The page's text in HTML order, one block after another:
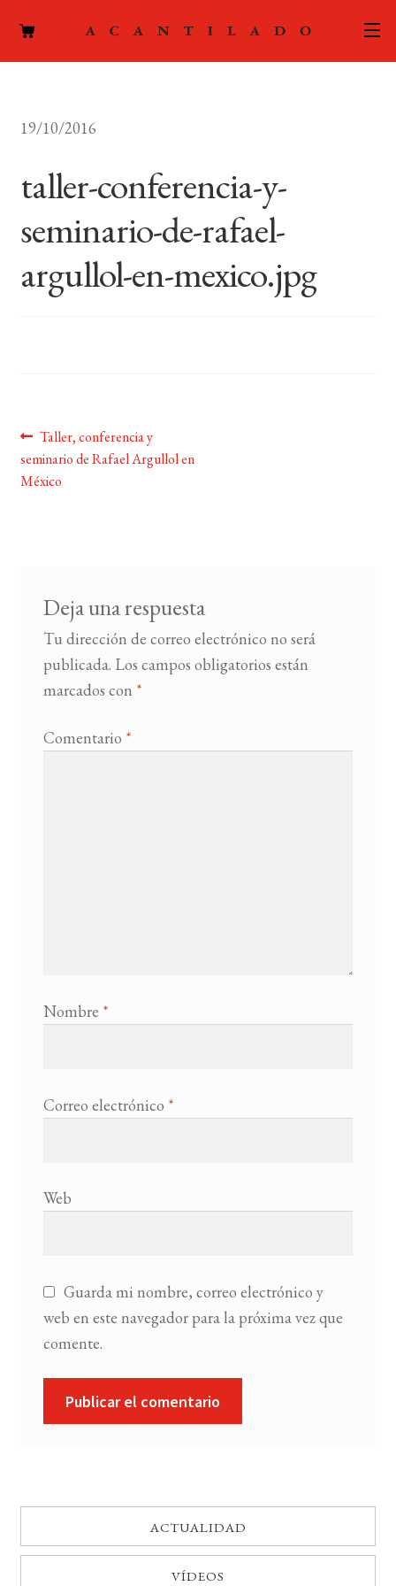
ACTUALIDAD
PODCAST
LA EDITORIAL
19/10/2016
taller-conferencia-y-
seminario-de-rafael-
argullol-en-mexico.jpg
Navegación
de
Anterior:
Taller, conferencia y
seminario de Rafael Argullol en
México
Deja una respuesta
Tu dirección de correo electrónico no será
publicada. Los campos obligatorios están
marcados con *
Comentario *
Nombre *
Correo electrónico *
Web
Guarda mi nombre, correo electrónico y
web en este navegador para la próxima vez que
comente.
ACTUALIDAD
VÍDEOS